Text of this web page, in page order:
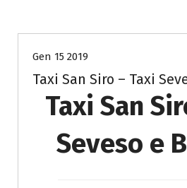
Gen 15 2019
Taxi San Siro – Taxi
Taxi San
Seveso e